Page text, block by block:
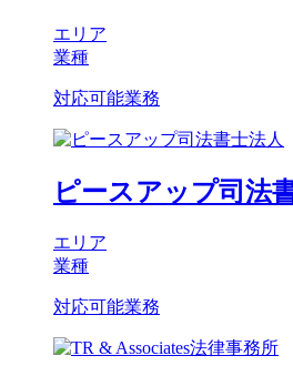
エリア
業種
対応可能業務
ピースアップ司法
エリア
業種
対応可能業務